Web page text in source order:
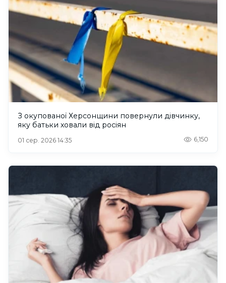
З окупованої Херсонщини повернули дівчинку,
яку батьки ховали від росіян
01 сер. 2026 14:35 6,150